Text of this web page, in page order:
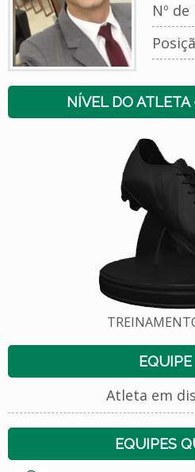
Nº
NÍVEL DO ATLETA
Atleta em
EQUIPES